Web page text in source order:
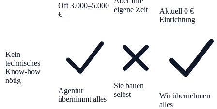
Oft 3.000–5.000
€+
eigene Zeit
Aktuell 0 €
Einrichtung
Kein
technisches
Know-how
nötig
Agentur
übernimmt alles
Sie bauen
selbst
Wir übernehmen
alles